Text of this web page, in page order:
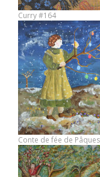
Curry #164
Conte de fée de Pâques